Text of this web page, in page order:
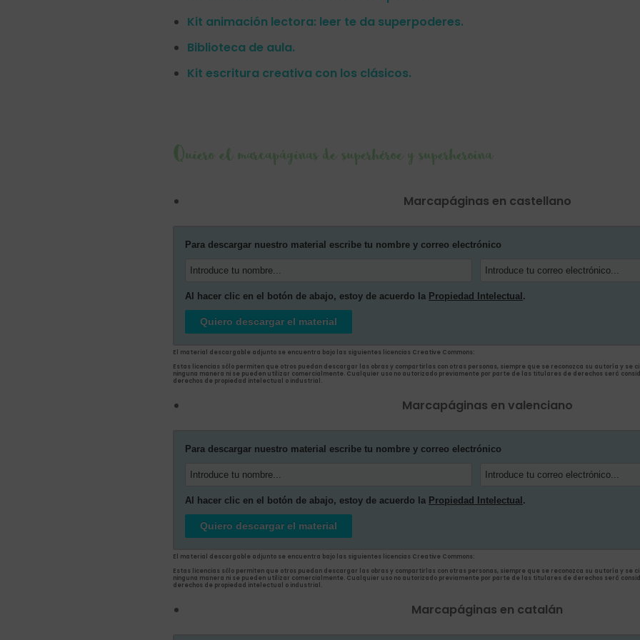
Kit animación lectora: leer te da superpoderes.
Biblioteca de aula.
Kit escritura creativa con los clásicos.
Quiero el marcapáginas de superhéroe y superheroína
Marcapáginas en castellano
Para descargar nuestro material escribe tu nombre y correo electrónico
Al hacer clic en el botón de abajo, estoy de acuerdo la Propiedad Intelectual .
Quiero descargar el material
El material descargable adjunto se encuentra bajo las siguientes licencias Creative Commons:
Estas licencias sólo permiten que otros puedan descargar las obras y compartirlas con otras personas, siempre que se reconozca su autoría y se
ninguna manera ni se pueden utilizar comercialmente. Cualquier uso no autorizado previamente por parte de las titulares de derechos será
derechos de propiedad intelectual o industrial.
Marcapáginas en valenciano
Para descargar nuestro material escribe tu nombre y correo electrónico
Al hacer clic en el botón de abajo, estoy de acuerdo la Propiedad Intelectual .
Quiero descargar el material
El material descargable adjunto se encuentra bajo las siguientes licencias Creative Commons:
Estas licencias sólo permiten que otros puedan descargar las obras y compartirlas con otras personas, siempre que se reconozca su autoría y se
ninguna manera ni se pueden utilizar comercialmente. Cualquier uso no autorizado previamente por parte de las titulares de derechos será
derechos de propiedad intelectual o industrial.
Marcapáginas en catalán